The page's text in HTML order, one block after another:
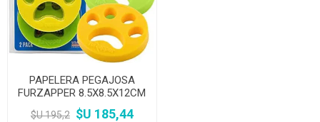
PAPELERA PEGAJOSA
FURZAPPER 8.5X8.5X12CM
$U 195,2 $U 185,44